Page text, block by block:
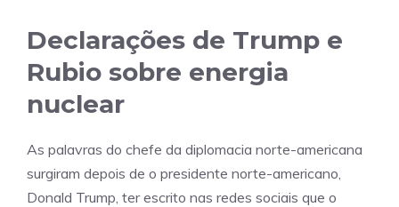
Declarações de Trump e
Rubio sobre energia
nuclear
As palavras do chefe da diplomacia norte-americana
surgiram depois de o presidente norte-americano,
Donald Trump, ter escrito nas redes sociais que o